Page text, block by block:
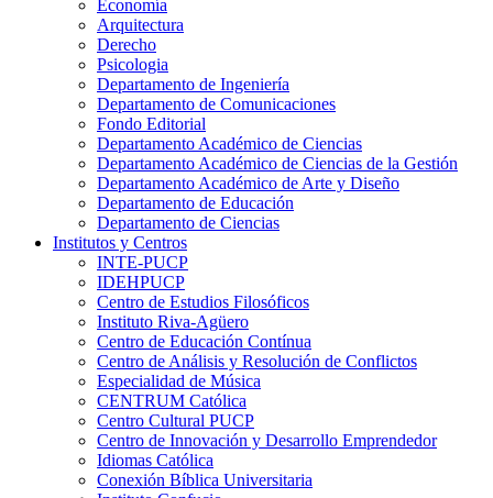
Economía
Arquitectura
Derecho
Psicologia
Departamento de Ingeniería
Departamento de Comunicaciones
Fondo Editorial
Departamento Académico de Ciencias
Departamento Académico de Ciencias de la Gestión
Departamento Académico de Arte y Diseño
Departamento de Educación
Departamento de Ciencias
Institutos y Centros
INTE-PUCP
IDEHPUCP
Centro de Estudios Filosóficos
Instituto Riva-Agüero
Centro de Educación Contínua
Centro de Análisis y Resolución de Conflictos
Especialidad de Música
CENTRUM Católica
Centro Cultural PUCP
Centro de Innovación y Desarrollo Emprendedor
Idiomas Católica
Conexión Bíblica Universitaria